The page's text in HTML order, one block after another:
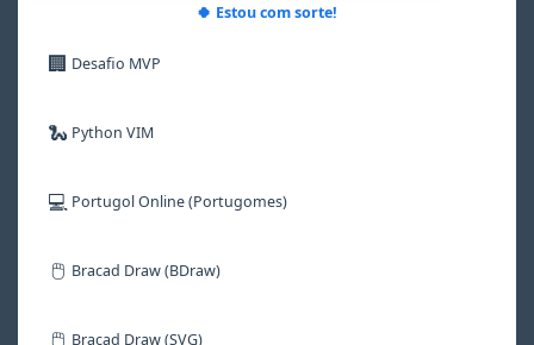
🍀 Estou com sorte!
🏢 Desafio MVP
🐍 Python VIM
💻 Portugol Online (Portugomes)
🖱️ Bracad Draw (BDraw)
Bracad Draw (SVG)